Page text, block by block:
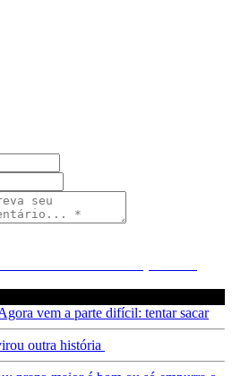
vem a parte difícil: tentar sacar
outra história